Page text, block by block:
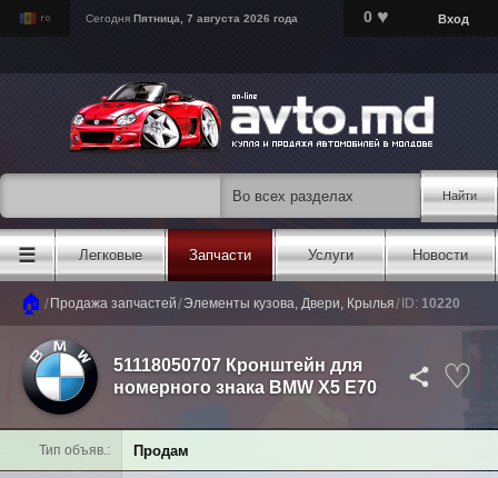
Сегодня Пятница, 7 августа 2026 года 0 ♥ Вход
Найти
☰ Легковые Запчасти Услуги Новости
🏠 / Продажа запчастей/Элементы кузова, Двери, Крылья/ ID: 10220
51118050707 Кронштейн для
номерного знака BMW X5 E70
Тип объяв. Продам